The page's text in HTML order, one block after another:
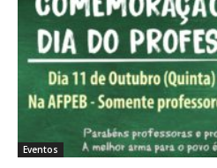
Eventos